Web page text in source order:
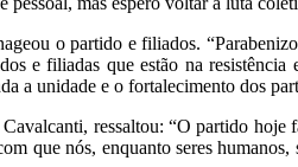
o partido e filiados.
e filiadas que estão na
a unidade e o fortalecimento dos
ressaltou: “O partido
que nós, enquanto seres